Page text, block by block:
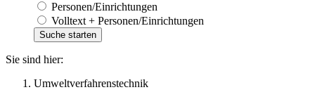
Personen/Einrichtungen
Volltext + Personen/Einrichtungen
Sie sind hier:
Umweltverfahrenstechnik